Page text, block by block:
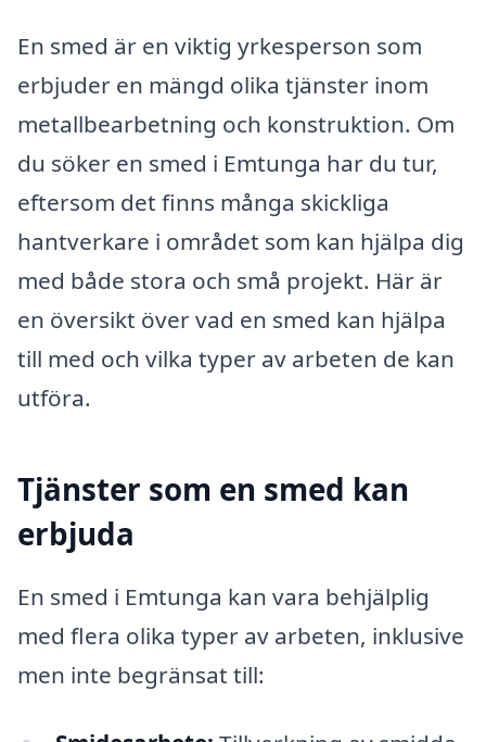
En smed är en viktig yrkesperson som
erbjuder en mängd olika tjänster inom
metallbearbetning och konstruktion. Om
du söker en smed i Emtunga har du tur,
eftersom det finns många skickliga
hantverkare i området som kan hjälpa dig
med både stora och små projekt. Här är
en översikt över vad en smed kan hjälpa
till med och vilka typer av arbeten de kan
utföra.
Tjänster som en smed kan
erbjuda
En smed i Emtunga kan vara behjälplig
med flera olika typer av arbeten, inklusive
men inte begränsat till: